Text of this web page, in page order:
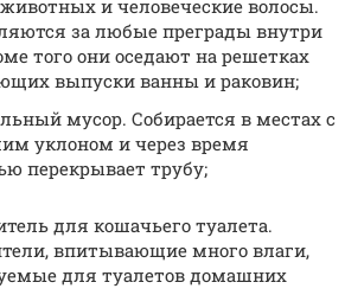
и человеческие волосы.
за любые преграды внутри
того они оседают на решетках
выпуски ванны и раковин;
мусор. Собирается в местах с
уклоном и через время
перекрывает трубу;
для кошачьего туалета.
впитывающие много влаги,
для туалетов домашних